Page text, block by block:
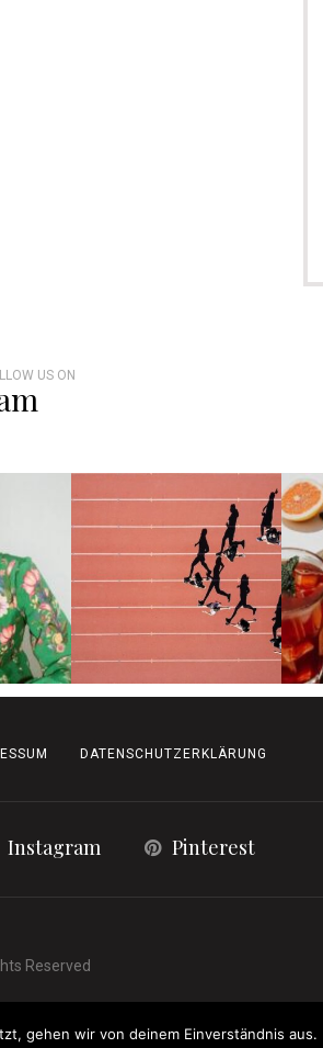
US ON
DATENSCHUTZERKLÄRUNG
Instagram Pinterest
Reserved
gehen wir von deinem Einverständnis aus.